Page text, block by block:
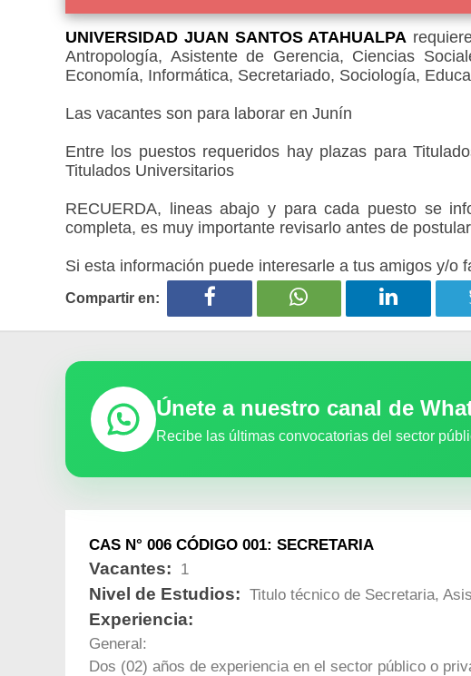
UNIVERSIDAD JUAN SANTOS ATAHUALPA
Antropología, Asistente de Gerencia, Ciencias
Economía, Informática, Secretariado, Sociología,
Las vacantes son para laborar en Junín
Entre los puestos requeridos hay plazas para
Titulados Universitarios
RECUERDA, lineas abajo y para cada puesto se
completa, es muy importante revisarlo antes de
Si esta información puede interesarle a tus amigos y/o
Compartir en:
Únete a nuestro canal de
Recibe las últimas convocatorias del sector
CAS N° 006 CÓDIGO 001: SECRETARIA
Vacantes: 1
Nivel de Estudios: Titulo técnico de Secretaria,
Experiencia:
General:
Dos (02) años de experiencia en el sector público o